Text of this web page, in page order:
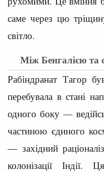
саме через цю
світло.
Між Бенгалією та
Рабіндранат Тагор
перебувала в стані
одного боку —
частиною єдиного
— західний
колонізації Індії.